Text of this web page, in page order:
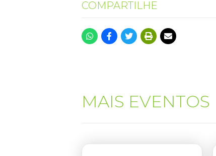
COMPARTILHE
MAIS EVENTOS